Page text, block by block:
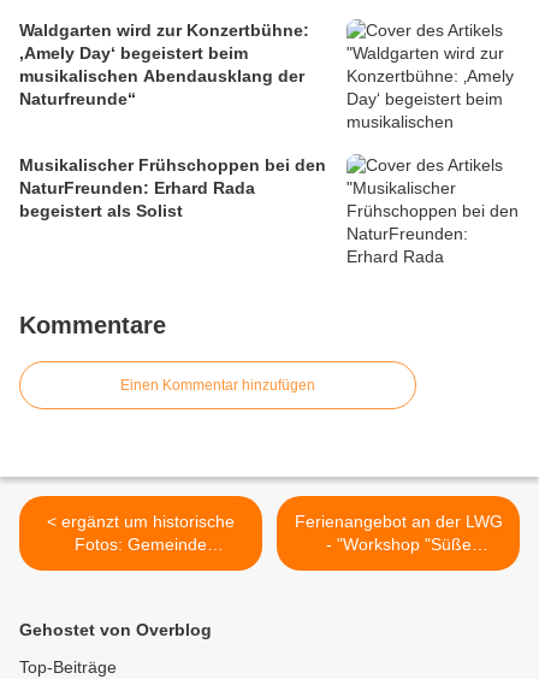
Waldgarten wird zur Konzertbühne:
‚Amely Day‘ begeistert beim
musikalischen Abendausklang der
Naturfreunde“
Musikalischer Frühschoppen bei den
NaturFreunden: Erhard Rada
begeistert als Solist
Kommentare
Einen Kommentar hinzufügen
< ergänzt um historische
Fotos: Gemeinde
Veitshöchheim erwirbt das
zum Preis von 300.000
Ferienangebot an der LWG
- "Workshop "Süße
Früchte" für Kinder von 6
Gehostet von Overblog
Top-Beiträge